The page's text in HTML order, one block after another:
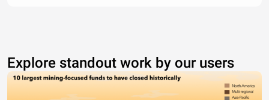
Explore standout work by our users